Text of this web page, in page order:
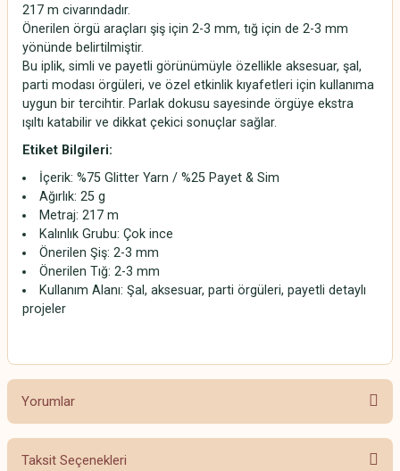
217 m civarındadır.
Önerilen örgü araçları şiş için 2-3 mm, tığ için de 2-3 mm
yönünde belirtilmiştir.
Bu iplik, simli ve payetli görünümüyle özellikle aksesuar, şal,
parti modası örgüleri, ve özel etkinlik kıyafetleri için kullanıma
uygun bir tercihtir. Parlak dokusu sayesinde örgüye ekstra
ışıltı katabilir ve dikkat çekici sonuçlar sağlar.
Etiket Bilgileri:
İçerik: %75 Glitter Yarn / %25 Payet & Sim
Ağırlık: 25 g
Metraj: 217 m
Kalınlık Grubu: Çok ince
Önerilen Şiş: 2-3 mm
Önerilen Tığ: 2-3 mm
Kullanım Alanı: Şal, aksesuar, parti örgüleri, payetli detaylı
projeler
Yorumlar
Taksit Seçenekleri